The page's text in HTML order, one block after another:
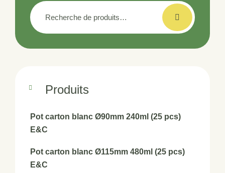
Recherche
pour :
Produits
Pot carton blanc Ø90mm 240ml (25 pcs)
E&C
Pot carton blanc Ø115mm 480ml (25 pcs)
E&C